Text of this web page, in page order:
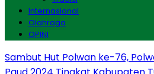
Internasional
Olahraga
OPINI
Sambut Hut Polwan ke-76,